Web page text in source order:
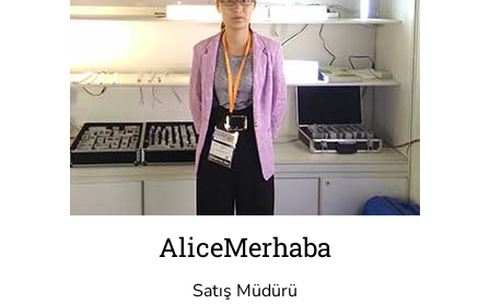
AliceMerhaba
Satış Müdürü